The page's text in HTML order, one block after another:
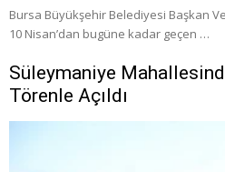
Bursa Büyükşehir Belediyesi Başkan
10 Nisan’dan bugüne kadar geçen …
Süleymaniye
Törenle Açıldı